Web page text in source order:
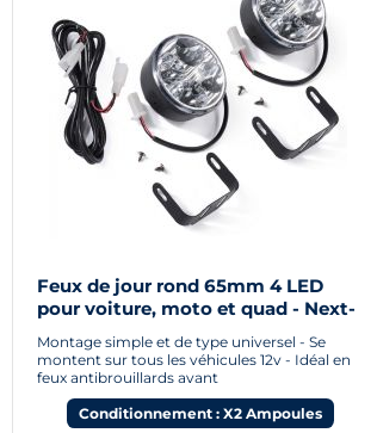
Feux de jour rond 65mm 4 LED
pour voiture, moto et quad - Next-
Tech®
Montage simple et de type universel - Se
montent sur tous les véhicules 12v - Idéal en
feux antibrouillards avant
Conditionnement : X2 Ampoules